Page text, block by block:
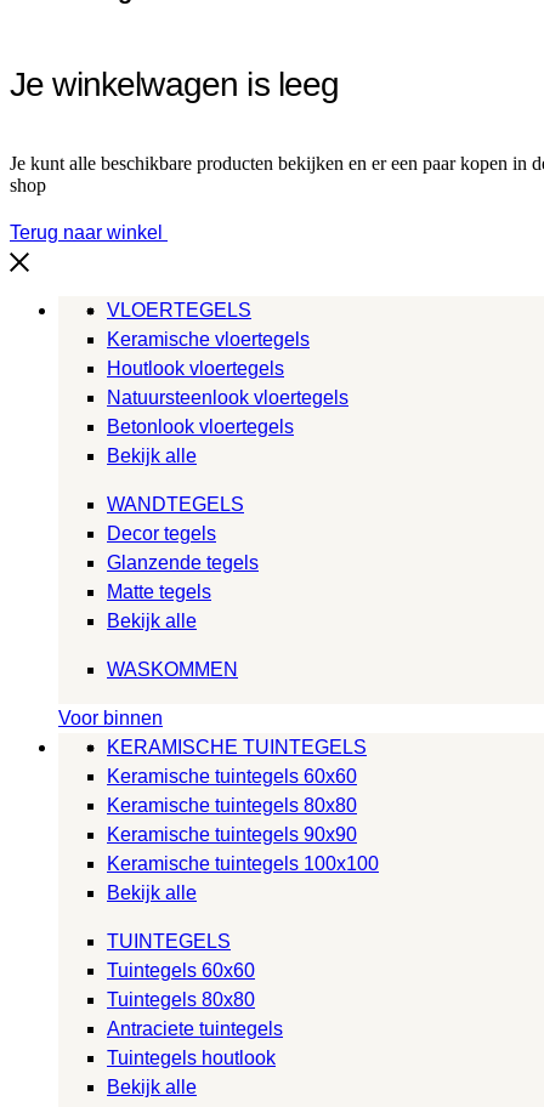
Je winkelwagen is leeg
Je kunt alle beschikbare producten bekijken en er een paar kopen in
shop
Terug naar winkel
VLOERTEGELS
Keramische vloertegels
Houtlook vloertegels
Natuursteenlook vloertegels
Betonlook vloertegels
Bekijk alle
WANDTEGELS
Decor tegels
Glanzende tegels
Matte tegels
Bekijk alle
WASKOMMEN
Voor binnen
KERAMISCHE TUINTEGELS
Keramische tuintegels 60x60
Keramische tuintegels 80x80
Keramische tuintegels 90x90
Keramische tuintegels 100x100
Bekijk alle
TUINTEGELS
Tuintegels 60x60
Tuintegels 80x80
Antraciete tuintegels
Tuintegels houtlook
Bekijk alle